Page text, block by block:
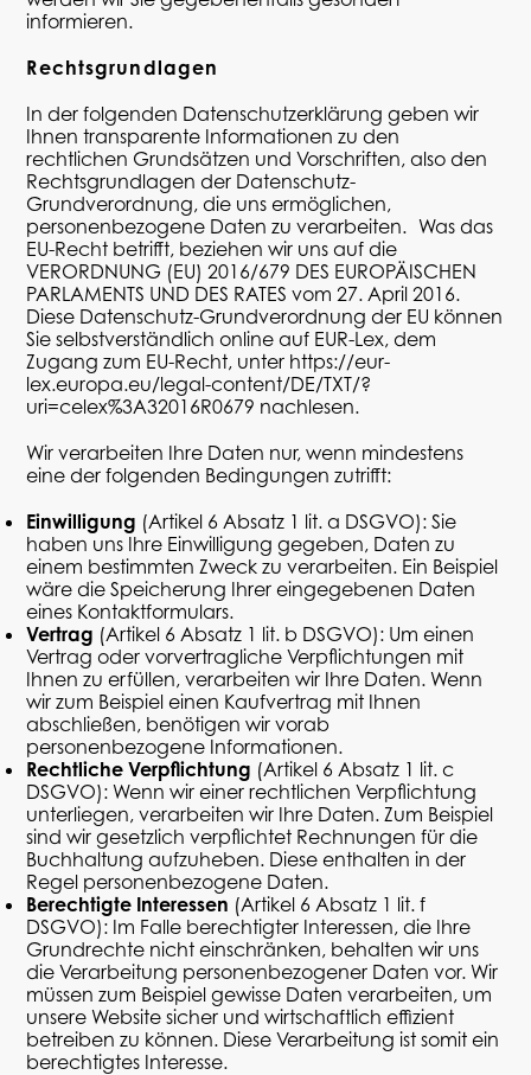
informieren.
Rechtsgrundlagen
In der folgenden Datenschutzerklärung geben wir
Ihnen transparente Informationen zu den
rechtlichen Grundsätzen und Vorschriften, also den
Rechtsgrundlagen der Datenschutz-
Grundverordnung, die uns ermöglichen,
personenbezogene Daten zu verarbeiten. Was das
EU-Recht betrifft, beziehen wir uns auf die
VERORDNUNG (EU) 2016/679 DES EUROPÄISCHEN
PARLAMENTS UND DES RATES vom 27. April 2016.
Diese Datenschutz-Grundverordnung der EU können
Sie selbstverständlich online auf EUR-Lex, dem
Zugang zum EU-Recht, unter https://eur-
lex.europa.eu/legal-content/DE/TXT/?
uri=celex%3A32016R0679 nachlesen.
Wir verarbeiten Ihre Daten nur, wenn mindestens
eine der folgenden Bedingungen zutrifft:
Einwilligung (Artikel 6 Absatz 1 lit. a DSGVO): Sie
haben uns Ihre Einwilligung gegeben, Daten zu
einem bestimmten Zweck zu verarbeiten. Ein Beispiel
wäre die Speicherung Ihrer eingegebenen Daten
eines Kontaktformulars.
Vertrag (Artikel 6 Absatz 1 lit. b DSGVO): Um einen
Vertrag oder vorvertragliche Verpflichtungen mit
Ihnen zu erfüllen, verarbeiten wir Ihre Daten. Wenn
wir zum Beispiel einen Kaufvertrag mit Ihnen
abschließen, benötigen wir vorab
personenbezogene Informationen.
Rechtliche Verpflichtung (Artikel 6 Absatz 1 lit. c
DSGVO): Wenn wir einer rechtlichen Verpflichtung
unterliegen, verarbeiten wir Ihre Daten. Zum Beispiel
sind wir gesetzlich verpflichtet Rechnungen für die
Buchhaltung aufzuheben. Diese enthalten in der
Regel personenbezogene Daten.
Berechtigte Interessen (Artikel 6 Absatz 1 lit. f
DSGVO): Im Falle berechtigter Interessen, die Ihre
Grundrechte nicht einschränken, behalten wir uns
die Verarbeitung personenbezogener Daten vor. Wir
müssen zum Beispiel gewisse Daten verarbeiten, um
unsere Website sicher und wirtschaftlich effizient
betreiben zu können. Diese Verarbeitung ist somit ein
berechtigtes Interesse.